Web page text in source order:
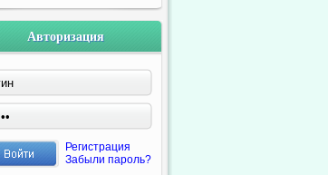
Авторизация
Регистрация
Забыли пароль?